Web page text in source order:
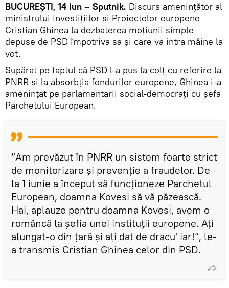
BUCUREȘTI, 14 iun – Sputnik. Discurs amenințător al
ministrului Investițiilor și Proiectelor europene
Cristian Ghinea la dezbaterea moțiunii simple
depuse de PSD împotriva sa și care va intra mâine la
vot.
Supărat pe faptul că PSD l-a pus la colț cu referire la
PNRR și la absorbția fondurilor europene, Ghinea i-a
amenințat pe parlamentarii social-democrați cu șefa
Parchetului European.
”Am prevăzut în PNRR un sistem foarte strict
de monitorizare și prevenție a fraudelor. De
la 1 iunie a început să funcționeze Parchetul
European, doamna Kovesi să vă păzească.
Hai, aplauze pentru doamna Kovesi, avem o
româncă la șefia unei instituții europene. Ați
alungat-o din țară și ați dat de dracu' iar!”, le-
a transmis Cristian Ghinea celor din PSD.